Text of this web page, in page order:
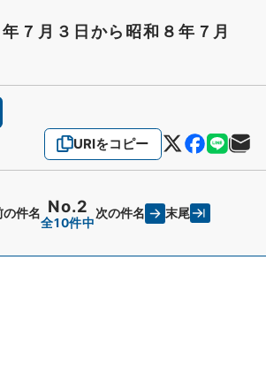
７月３日から昭和８年７月
URIをコピー
の件名 No.2
全10件中
次の件名 末尾